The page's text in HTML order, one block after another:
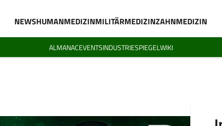
NEWSHUMANMEDIZINMILITÄRMEDIZINZAHNMEDIZIN
ALMANACEVENTSINDUSTRIESPIEGELWIKI